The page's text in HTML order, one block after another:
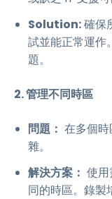
Solution:確保
試並能正常運作
題。
2. 管理不同時區
問題： 在多個
雜。
解決方案： 使
同的時區。錄製